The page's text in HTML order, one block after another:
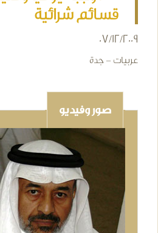
قسائم شرائية
07/12/2009
عربيات - جدة
صور وفيديو